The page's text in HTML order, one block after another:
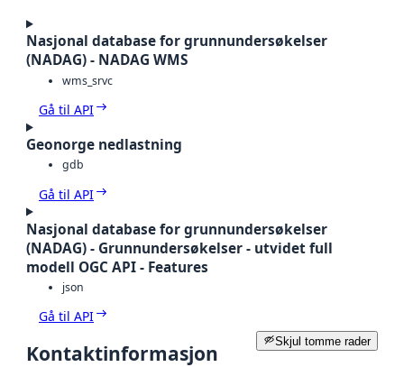
Nasjonal database for grunnundersøkelser
(NADAG) - NADAG WMS
wms_srvc
Gå til API
Geonorge nedlastning
gdb
Gå til API
Nasjonal database for grunnundersøkelser
(NADAG) - Grunnundersøkelser - utvidet full
modell OGC API - Features
json
Gå til API
Skjul tomme rader
Kontaktinformasjon